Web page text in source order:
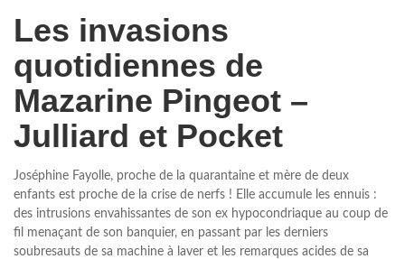
Les invasions
quotidiennes de
Mazarine Pingeot –
Julliard et Pocket
Joséphine Fayolle, proche de la quarantaine et mère de deux
enfants est proche de la crise de nerfs ! Elle accumule les ennuis :
des intrusions envahissantes de son ex hypocondriaque au coup de
fil menaçant de son banquier, en passant par les derniers
soubresauts de sa machine à laver et les remarques acides de sa